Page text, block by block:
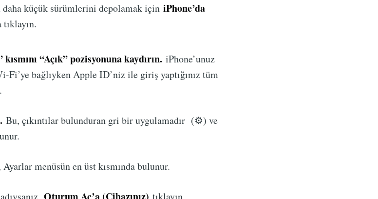
daha küçük sürümlerini depolamak için iPhone’da
tıklayın.
“Açık” pozisyonuna kaydırın. iPhone’unuz
bağlıyken Apple ID’niz ile giriş yaptığınız tüm
Bu, çıkıntılar bulunduran gri bir uygulamadır (⚙) ve
Ayarlar menüsün en üst kısmında bulunur.